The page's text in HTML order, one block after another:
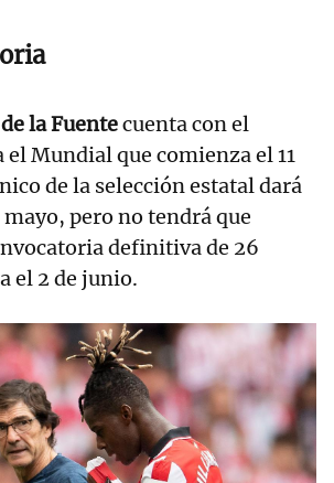
la Fuentecuenta con el
Mundial que comienza el 11
de la selección estatal dará
pero no tendrá que
definitiva de 26
el 2 de junio.